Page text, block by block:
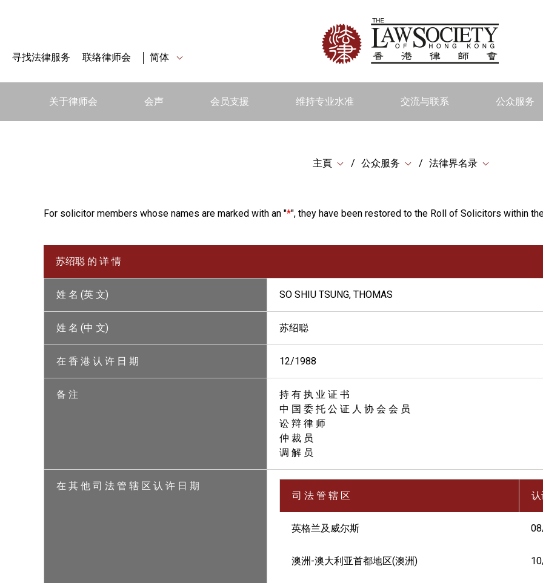
寻找法律服务 联络律师会 简体
关于律师会 会声 会员支援 维持专业水准 交流与联系 公众服务
主頁 公众服务 法律界名录
For solicitor members whose names are marked with an "*", they have been restored to the Roll of Solicitors within
苏绍聪 的 详 情
姓 名 (英 文) SO SHIU TSUNG, THOMAS
姓 名 (中 文) 苏绍聪
在 香 港 认 许 日 期 12/1988
备 注
持 有 执 业 证 书
中 国 委 托 公 证 人 协 会 会 员
讼 辩 律 师
仲 裁 员
调 解 员
在 其 他 司 法 管 辖 区 认 许 日 期
司 法 管 辖 区
英格兰及威尔斯
澳洲-澳大利亚首都地区(澳洲)